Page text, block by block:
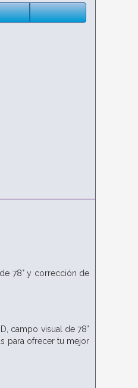
78° y corrección de
campo visual de 78°
para ofrecer tu mejor